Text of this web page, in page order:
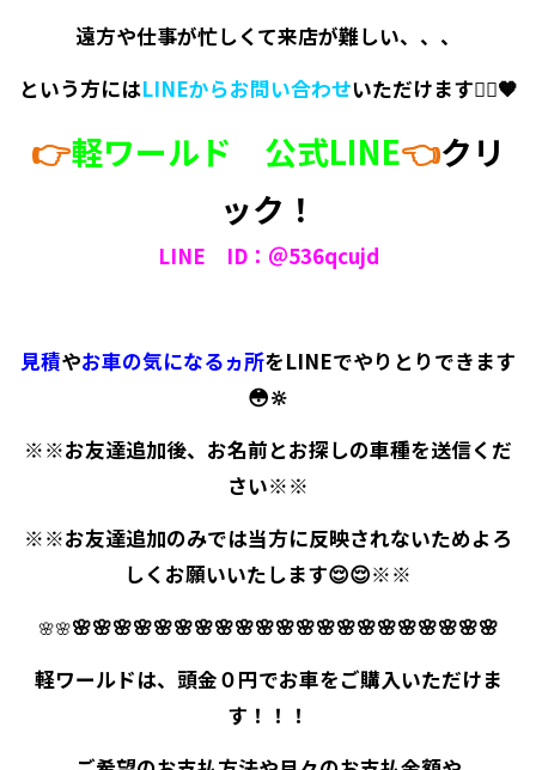
遠方や仕事が忙しくて来店が難しい、、、
という方にはLINEからお問い合わせいただけます🙆‍♀️🧡
👉軽ワールド 公式LINE👈クリ
ック！
LINE ID：＠536qcujd
見積やお車の気になるヵ所をLINEでやりとりできます
😳🔆
※※お友達追加後、お名前とお探しの車種を送信くだ
さい※※
※※お友達追加のみでは当方に反映されないためよろ
しくお願いいたします😌😌※※
🌸🌸🌸🌸🌸🌸🌸🌸🌸🌸🌸🌸🌸🌸🌸🌸🌸🌸🌸🌸🌸🌸🌸
軽ワールドは、頭金０円でお車をご購入いただけま
す！！！